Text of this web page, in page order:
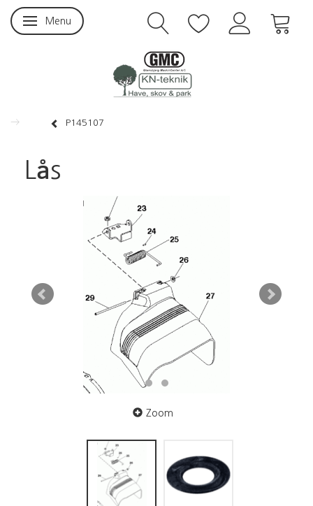
Skifte navigation
Menu
P145107
Lås
Zoom